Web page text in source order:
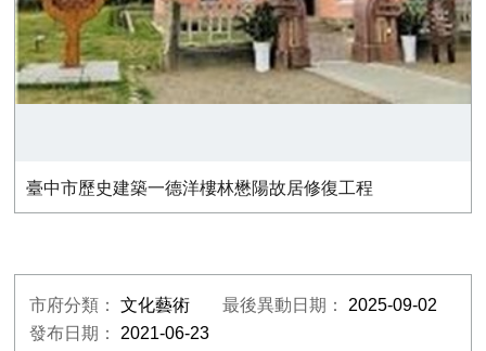
臺中市歷史建築一德洋樓林懋陽故居修復工程
市府分類：文化藝術 最後異動日期： 2025-09-02
發布日期： 2021-06-23